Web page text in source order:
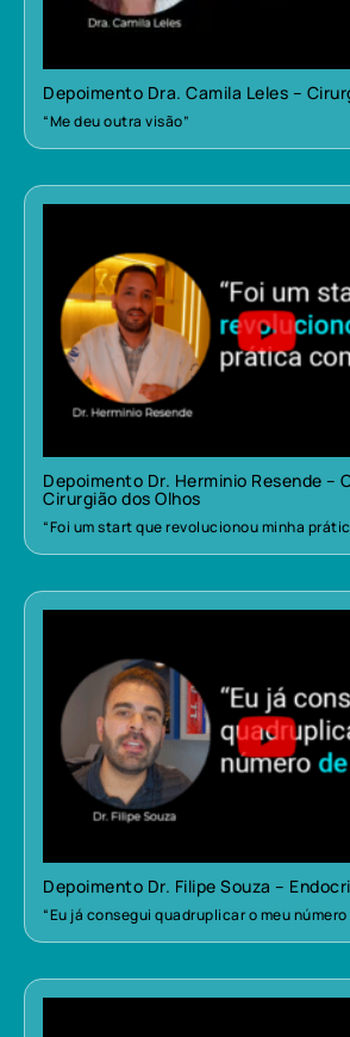
Depoimento Dra. Camila Leles –
“Me deu outra visão”
Depoimento Dr. Herminio Resende –
Cirurgião dos Olhos
“Foi um start que revolucionou minha
Depoimento Dr. Filipe Souza –
“Eu já consegui quadruplicar o meu